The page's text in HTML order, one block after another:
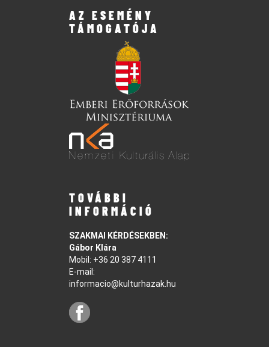
AZ ESEMÉNY
TÁMOGATÓJA
TOVÁBBI
INFORMÁCIÓ
SZAKMAI KÉRDÉSEKBEN:
Gábor Klára
Mobil: +36 20 387 4111
E-mail:
informacio@kulturhazak.hu